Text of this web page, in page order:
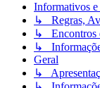
Informativos
↳ Regras,
↳ Encontros
↳
Geral
↳